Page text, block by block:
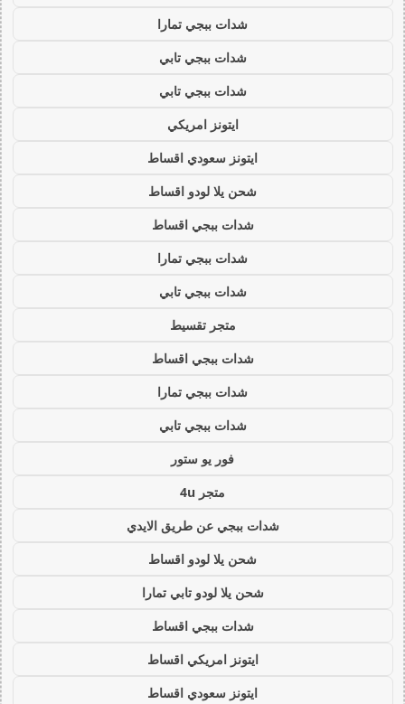
شدات ببجي تمارا
شدات ببجي تابي
شدات ببجي تابي
ايتونز امريكي
ايتونز سعودي اقساط
شحن يلا لودو اقساط
شدات ببجي اقساط
شدات ببجي تمارا
شدات ببجي تابي
متجر تقسيط
شدات ببجي اقساط
شدات ببجي تمارا
شدات ببجي تابي
فور يو ستور
متجر 4u
شدات ببجي عن طريق الايدي
شحن يلا لودو اقساط
شحن يلا لودو تابي تمارا
شدات ببجي اقساط
ايتونز امريكي اقساط
ايتونز سعودي اقساط